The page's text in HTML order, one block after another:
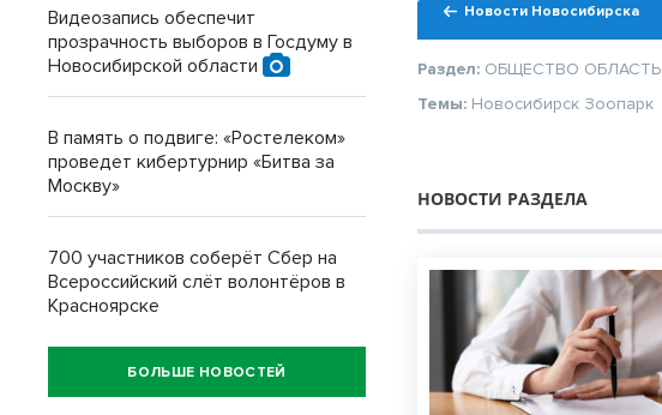
Новости Новосибирска
Раздел: ОБЩЕСТВО ОБЛАСТЬ
Темы: Новосибирск Зоопарк
НОВОСТИ РАЗДЕЛА
Видеозапись обеспечит
прозрачность выборов в Госдуму в
Новосибирской области
В память о подвиге: «Ростелеком»
проведет кибертурнир «Битва за
Москву»
700 участников соберёт Сбер на
Всероссийский слёт волонтёров в
Красноярске
БОЛЬШЕ НОВОСТЕЙ